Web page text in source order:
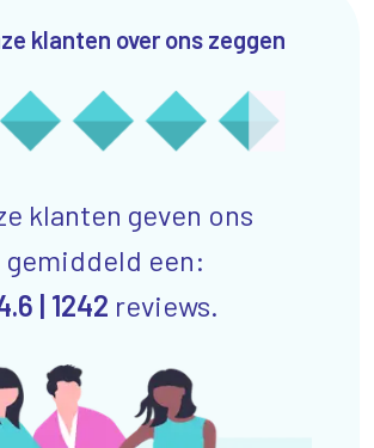
klanten over ons zeggen
klanten geven ons
gemiddeld een:
| 1242 reviews.